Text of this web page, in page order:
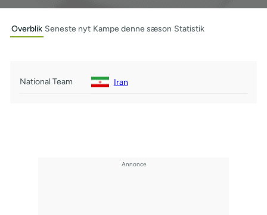
Overblik Seneste nyt Kampe denne sæson Statistik
National Team Iran